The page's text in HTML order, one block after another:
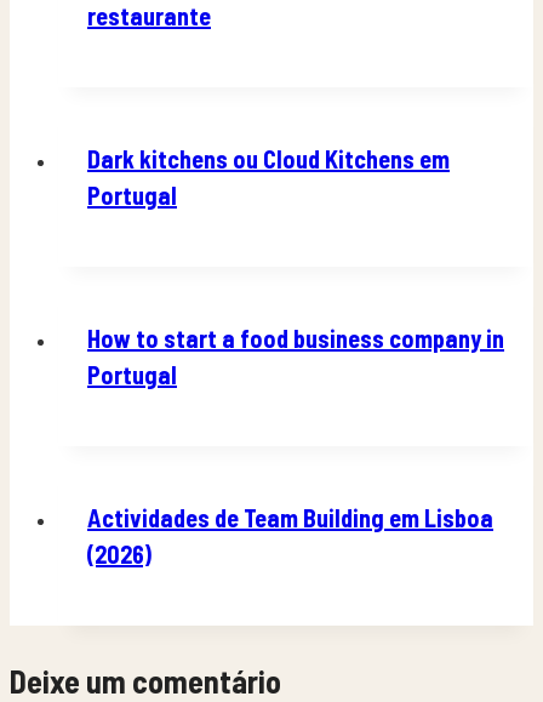
restaurante
Dark kitchens ou Cloud Kitchens em
Portugal
How to start a food business company in
Portugal
Actividades de Team Building em Lisboa
(2026)
Deixe um comentário